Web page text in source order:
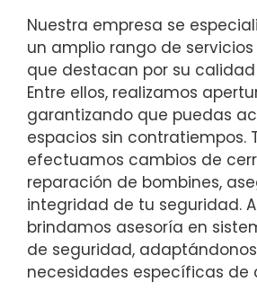
Nuestra empresa se
un amplio rango de
que destacan por su
Entre ellos, realizamos
garantizando que puedas
espacios sin contratiempos.
efectuamos cambios de
reparación de bombines,
integridad de tu seguridad.
brindamos asesoría en
de seguridad,
necesidades específicas de